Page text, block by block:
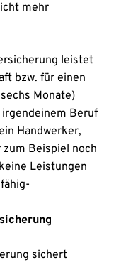
mehr
leistet
bzw. für einen
Monate)
Beruf
Handwerker,
Beispiel noch
Leistungen
sichert